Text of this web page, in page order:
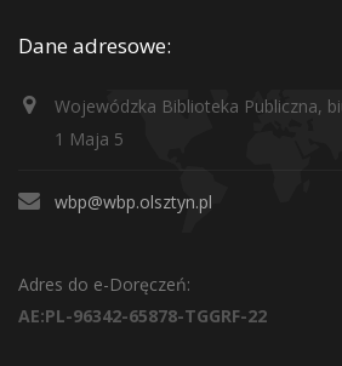
Dane adresowe:
Wojewódzka Biblioteka Publiczna,
1 Maja 5
wbp@wbp.olsztyn.pl
Adres do e-Doręczeń:
AE:PL-96342-65878-TGGRF-22